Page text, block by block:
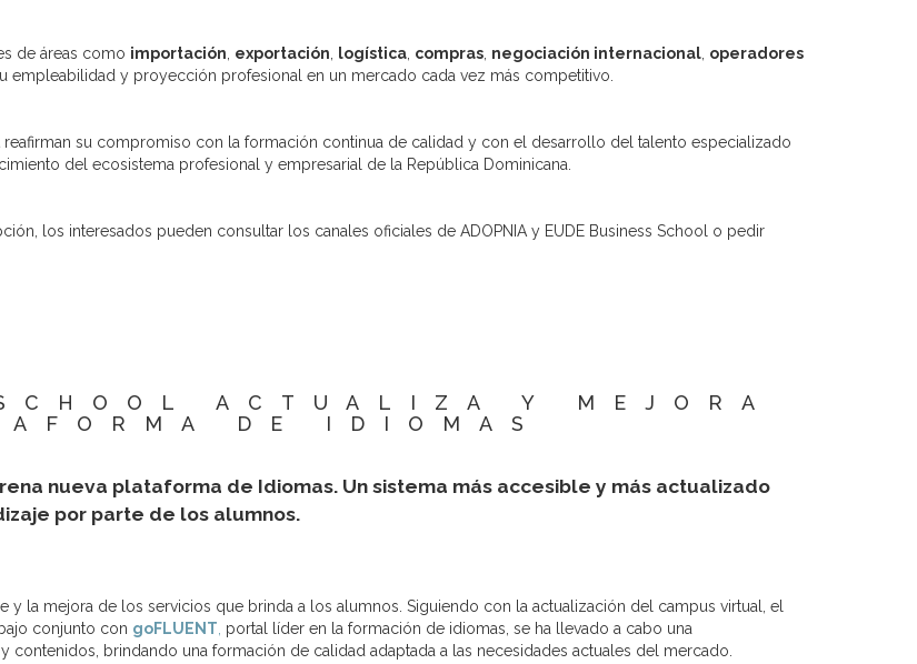
de áreas como importación exportación logística compras negociación internacional operadores
empleabilidad y proyección profesional en un mercado cada vez más competitivo.
reafirman su compromiso con la formación continua de calidad y con el desarrollo del talento especializado
del ecosistema profesional y empresarial de la República Dominicana.
los interesados pueden consultar los canales oficiales de ADOPNIA y EUDE Business School o pedir
ACTUALIZA Y MEJORA
DE IDIOMAS
nueva plataforma de Idiomas. Un sistema más accesible y más actualizado
por parte de los alumnos.
la mejora de los servicios que brinda a los alumnos. Siguiendo con la actualización del campus virtual, el
conjunto con goFLUENT portal líder en la formación de idiomas, se ha llevado a cabo una
brindando una formación de calidad adaptada a las necesidades actuales del mercado.